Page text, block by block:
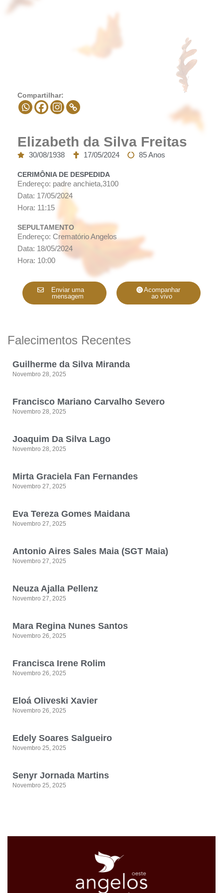
Compartilhar:
Elizabeth da Silva Freitas
30/08/1938 17/05/2024 85 Anos
CERIMÔNIA DE DESPEDIDA
Endereço: padre anchieta,3100
Data: 17/05/2024
Hora: 11:15
SEPULTAMENTO
Endereço: Crematório Angelos
Data: 18/05/2024
Hora: 10:00
Enviar uma
mensagem
Acompanhar
ao vivo
Falecimentos Recentes
Guilherme da Silva Miranda
Novembro 28, 2025
Francisco Mariano Carvalho Severo
Novembro 28, 2025
Joaquim Da Silva Lago
Novembro 28, 2025
Mirta Graciela Fan Fernandes
Novembro 27, 2025
Eva Tereza Gomes Maidana
Novembro 27, 2025
Antonio Aires Sales Maia (SGT Maia)
Novembro 27, 2025
Neuza Ajalla Pellenz
Novembro 27, 2025
Mara Regina Nunes Santos
Novembro 26, 2025
Francisca Irene Rolim
Novembro 26, 2025
Eloá Oliveski Xavier
Novembro 26, 2025
Edely Soares Salgueiro
Novembro 25, 2025
Senyr Jornada Martins
Novembro 25, 2025